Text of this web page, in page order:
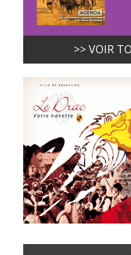
>> VOIR